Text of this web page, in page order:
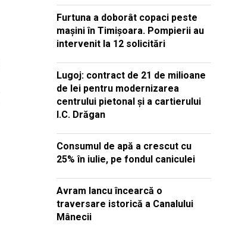
Furtuna a doborât copaci peste
mașini în Timișoara. Pompierii au
intervenit la 12 solicitări
Lugoj: contract de 21 de milioane
de lei pentru modernizarea
centrului pietonal și a cartierului
I.C. Drăgan
Consumul de apă a crescut cu
25% în iulie, pe fondul caniculei
Avram Iancu încearcă o
traversare istorică a Canalului
Mânecii